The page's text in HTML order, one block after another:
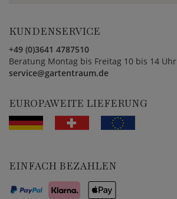
KUNDENSERVICE
+49 (0)3641 4787510
Beratung Montag bis Freitag 10 bis 14 Uhr
service@gartentraum.de
EUROPAWEITE LIEFERUNG
EINFACH BEZAHLEN